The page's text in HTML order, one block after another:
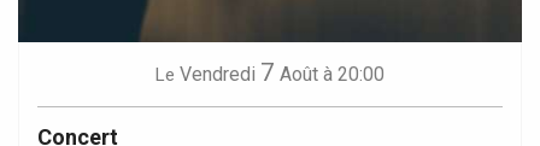
Le Vendredi 7 Août à 20:00
Concert